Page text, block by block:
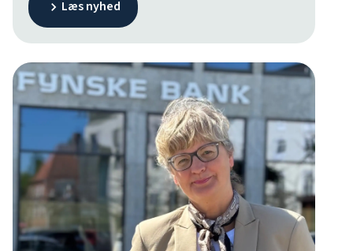
byer med mange tomme butikker, er det
lokale miljøer. Det er tydeligt, at mange løfter i
flok, siger han.
Læs nyhed